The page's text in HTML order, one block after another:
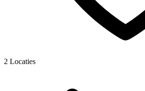
2 Locaties